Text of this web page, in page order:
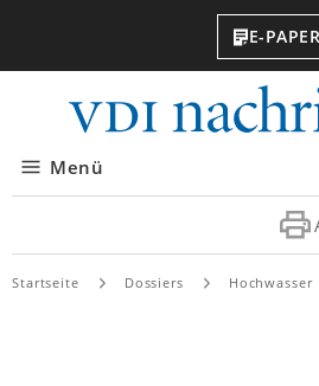
E-PAPER
Menü
Startseite Dossiers Hochwasser